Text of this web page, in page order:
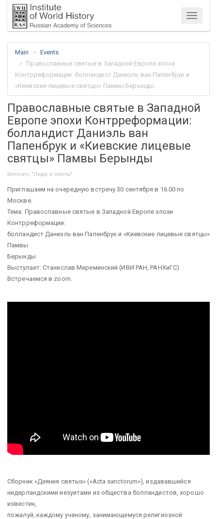
Menu
Main
Events
Православные святые в Западной Европе эпохи
Контрреформации: болландист Даниэль ван Папенбрук и
«Киевские лицевые святцы» Памвы Берынды
Православные святые в Западной
Европе эпохи Контрреформации:
болландист Даниэль ван
Папенбрук и «Киевские лицевые
святцы» Памвы Берынды
Seminars, "Люди и тексты"
Приглашаем на очередную встречу 30 сентября в 16.00 по
Москве.
Тема: Православные святые в Западной Европе эпохи
Контрреформации:
болландист Даниэль ван Папенбрук и «Киевские лицевые святцы»
Памвы
Берынды
Выступает: Станислав Мереминский (ИВИ РАН, РАНХиГС)
Встречаемся в zoom.
Сборник «Деяния святых» («Acta sanctorum»), издававшийся
нидерландскими иезуитами из общества болландистов, хорошо
известен,
пожалуй, каждому ученому, занимающемуся религиозной